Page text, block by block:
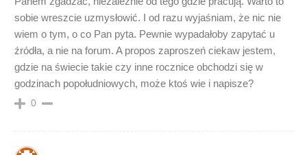
sobie wreszcie uzmysłowić. I od razu wyjaśniam, że nic nie
wiem o tym, o co Pan pyta. Pewnie wypadałoby zapytać u
źródła, a nie na forum. A propos zaproszeń ciekaw jestem,
gdzie na świecie takie czy inne rocznice obchodzi się w
godzinach popołudniowych, może ktoś wie i napisze?
0